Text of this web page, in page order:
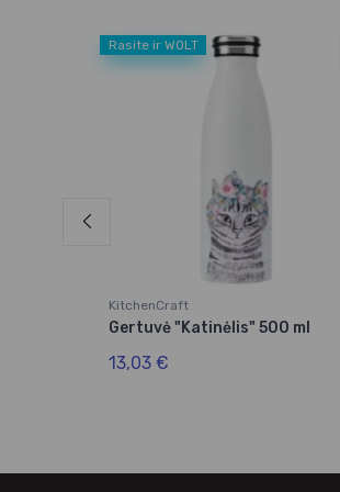
Rasite ir WOLT
KitchenCraft
Gertuvė "Katinėlis" 500 ml
13,03 €